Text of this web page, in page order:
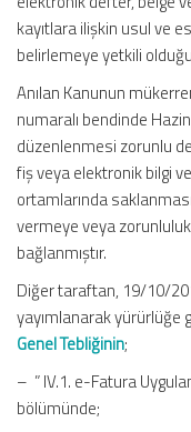
kayıtlara ilişkin usul ve
belirlemeye yetkili olduğu
Anılan Kanunun
numaralı bendinde
düzenlenmesi zorunlu
fiş veya elektronik bilgi
ortamlarında
vermeye veya
bağlanmıştır.
Diğer taraftan, 19/10/
yayımlanarak yürürlüğe
Genel Tebliğinin;
– ” IV.1. e-Fatura
bölümünde;